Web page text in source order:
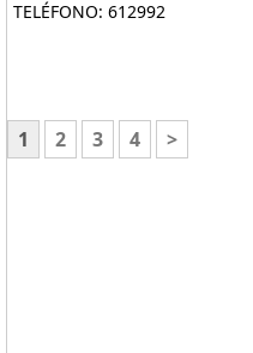
TELÉFONO: 612992
1 2 3 4 >